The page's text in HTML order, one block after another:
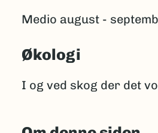
Medio august -
Økologi
I og ved skog der det